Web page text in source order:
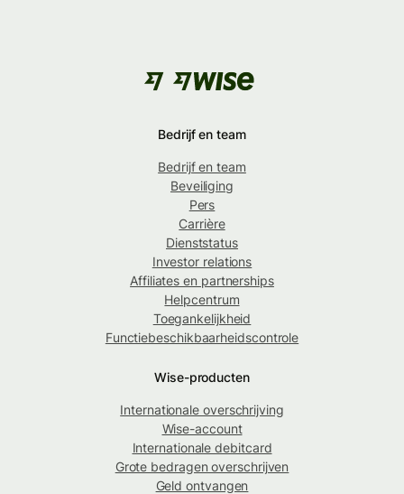
Bedrijf en team
Bedrijf en team
Beveiliging
Pers
Carrière
Dienststatus
Investor relations
Affiliates en partnerships
Helpcentrum
Toegankelijkheid
Functiebeschikbaarheidscontrole
Wise-producten
Internationale overschrijving
Wise-account
Internationale debitcard
Grote bedragen overschrijven
Geld ontvangen